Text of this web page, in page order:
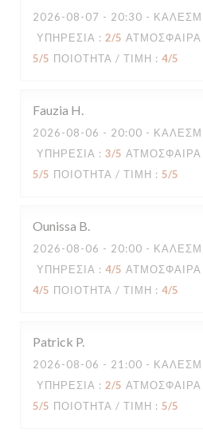
2026-08-07 - 20:30 -
ΥΠΗΡΕΣΊΑ : 2/5 ΑΤΜΌΣΦΑΙΡΑ
5/5 ΠΟΙΌΤΗΤΑ / ΤΙΜΉ : 4/5
Fauzia H
2026-08-06 - 20:00 -
ΥΠΗΡΕΣΊΑ : 3/5 ΑΤΜΌΣΦΑΙΡΑ
5/5 ΠΟΙΌΤΗΤΑ / ΤΙΜΉ : 5/5
Ounissa B
2026-08-06 - 20:00 -
ΥΠΗΡΕΣΊΑ : 4/5 ΑΤΜΌΣΦΑΙΡΑ
4/5 ΠΟΙΌΤΗΤΑ / ΤΙΜΉ : 4/5
Patrick P
2026-08-06 - 21:00 -
ΥΠΗΡΕΣΊΑ : 2/5 ΑΤΜΌΣΦΑΙΡΑ
5/5 ΠΟΙΌΤΗΤΑ / ΤΙΜΉ : 5/5